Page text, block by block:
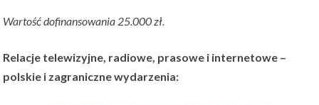
Wartość dofinansowania 25.000 zł.
Relacje telewizyjne, radiowe, prasowe i internetowe –
polskie i zagraniczne wydarzenia: